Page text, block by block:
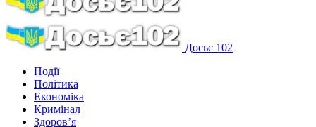
Досьє 102
Події
Політика
Економіка
Кримінал
Здоров’я